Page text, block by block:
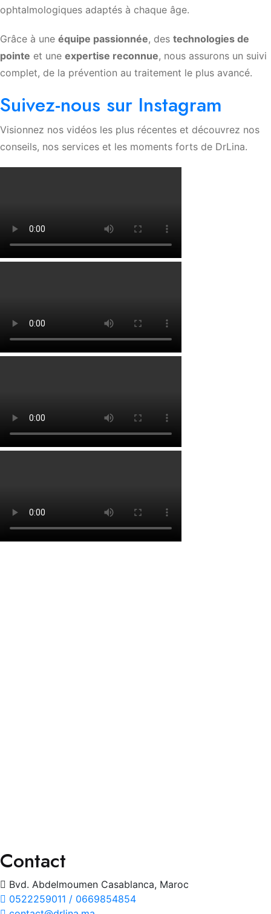
ophtalmologiques adaptés à chaque âge.
Grâce à une équipe passionnée, des technologies de
pointe et une expertise reconnue, nous assurons un suivi
complet, de la prévention au traitement le plus avancé.
Suivez-nous sur Instagram
Visionnez nos vidéos les plus récentes et découvrez nos
conseils, nos services et les moments forts de DrLina.
Contact
Bvd. Abdelmoumen Casablanca, Maroc
0522259011 / 0669854854